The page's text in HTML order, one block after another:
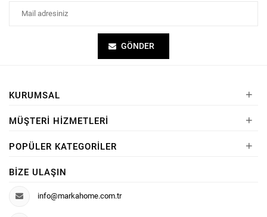
GÖNDER
KURUMSAL +
MÜŞTERI HIZMETLERI +
POPÜLER KATEGORILER +
BIZE ULAŞIN
info@markahome.com.tr